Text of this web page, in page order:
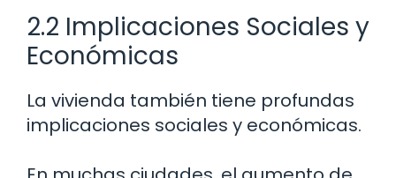
2.2 Implicaciones Sociales y
Económicas
La vivienda también tiene profundas
implicaciones sociales y económicas.